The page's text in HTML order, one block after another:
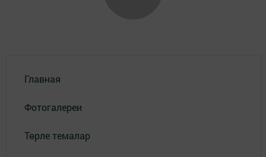
Главная
Фотогалереи
Төрле темалар